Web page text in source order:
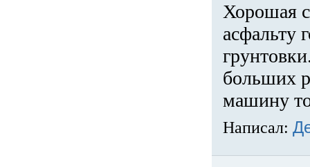
Хорошая
асфальту
больших
машину
Написал: